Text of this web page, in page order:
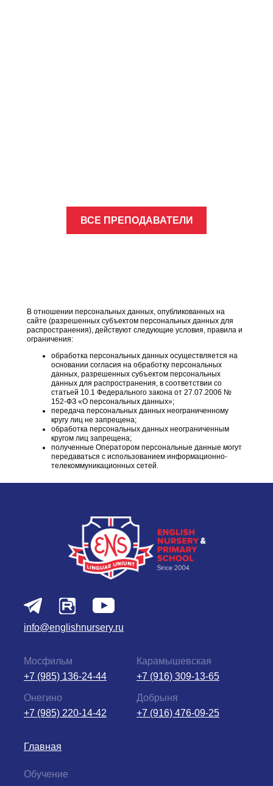
ВСЕ ПРЕПОДАВАТЕЛИ
В отношении персональных данных, опубликованных на
сайте (разрешенных субъектом персональных данных для
распространения), действуют следующие условия, правила и
ограничения:
обработка персональных данных осуществляется на
основании согласия на обработку персональных
данных, разрешенных субъектом персональных
данных для распространения, в соответствии со
статьей 10.1 Федерального закона от 27.07.2006 №
152-ФЗ «О персональных данных»;
передача персональных данных неограниченному
кругу лиц не запрещена;
обработка персональных данных неограниченным
кругом лиц запрещена;
полученные Оператором персональные данные могут
передаваться с использованием информационно-
телекоммуникационных сетей.
Обучение
info@englishnursery.ru
+7 (916) 476-09-25
Добрыня
+7 (916) 309-13-65
Карамышевская
+7 (985) 220-14-42
Онегино
+7 (985) 136-24-44
Мосфильм
Главная